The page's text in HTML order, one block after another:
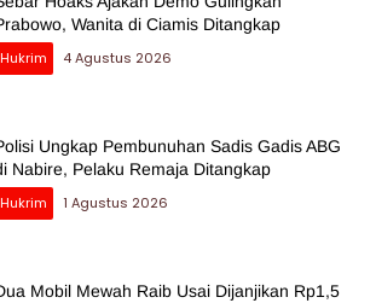
Wanita di Ciamis Ditangkap
Hukrim
4 Agustus 2026
Ungkap Pembunuhan Sadis Gadis ABG
Nabire, Pelaku Remaja Ditangkap
Hukrim
1 Agustus 2026
Mobil Mewah Raib Usai Dijanjikan Rp1,5